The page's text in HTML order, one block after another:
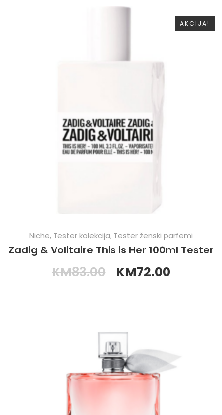
AKCIJA!
Niche, Tester kolekcija, Tester ženski parfemi
Zadig & Volitaire This is Her 100ml Tester
KM83.00 KM72.00